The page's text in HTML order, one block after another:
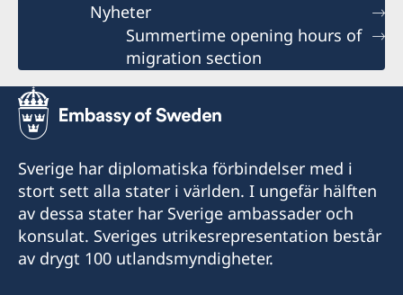
Nyheter
Summertime opening hours of
migration section
Sverige har diplomatiska förbindelser med i
stort sett alla stater i världen. I ungefär hälften
av dessa stater har Sverige ambassader och
konsulat. Sveriges utrikesrepresentation består
av drygt 100 utlandsmyndigheter.